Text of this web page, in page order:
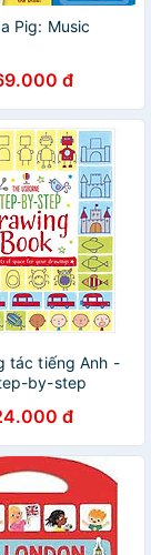
Pig: Music
đ
tác tiếng Anh -
by-step
đ